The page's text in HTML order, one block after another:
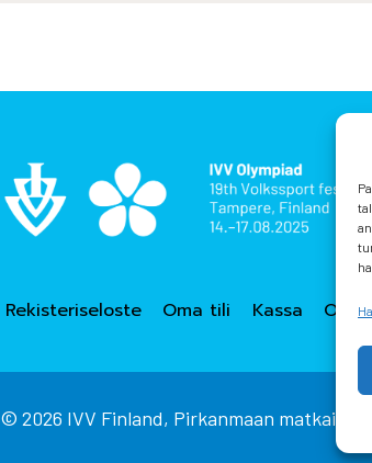
Rekisteriseloste Oma tili Kassa
© 2026 IVV Finland, Pirkanmaan matkailu ry